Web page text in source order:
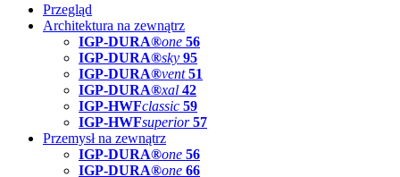
Przegląd
Architektura na zewnątrz
IGP-DURA®one 56
IGP-DURA®sky 95
IGP-DURA®vent 51
IGP-DURA®xal 42
IGP-HWFclassic 59
IGP-HWFsuperior 57
Przemysł na zewnątrz
IGP-DURA®one 56
IGP-DURA®one 66